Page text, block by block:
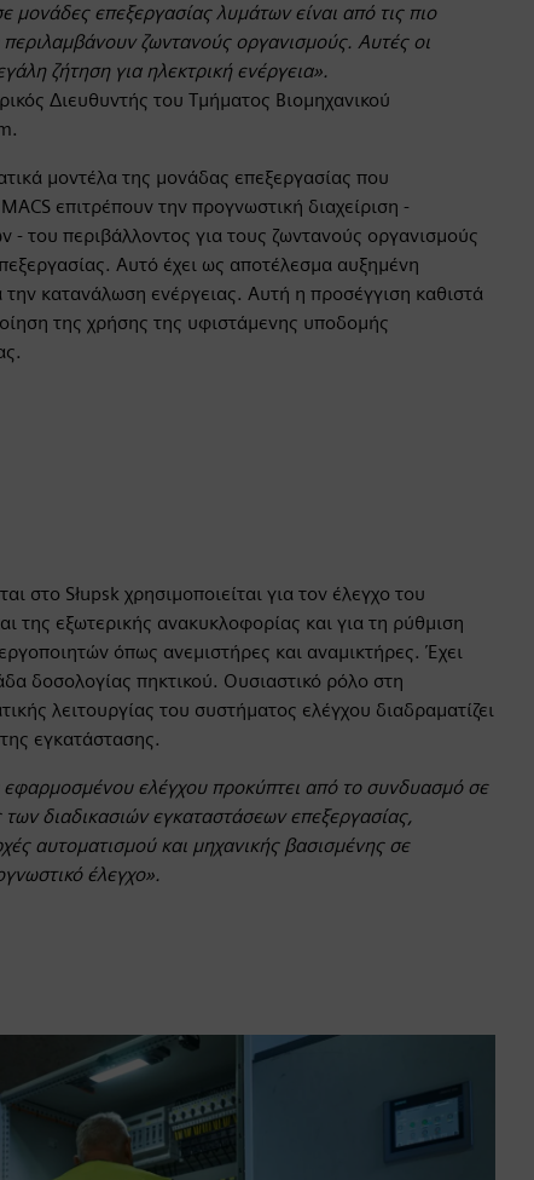
μονάδες επεξεργασίας λυμάτων είναι από τις πιο
ζωντανούς οργανισμούς. Αυτές οι
ζήτηση για ηλεκτρική ενέργεια».
Διευθυντής του Τμήματος Βιομηχανικού
μοντέλα της μονάδας επεξεργασίας που
επιτρέπουν την προγνωστική διαχείριση -
- του περιβάλλοντος για τους ζωντανούς οργανισμούς
Αυτό έχει ως αποτέλεσμα αυξημένη
κατανάλωση ενέργειας. Αυτή η προσέγγιση καθιστά
της χρήσης της υφιστάμενης υποδομής
στο Słupsk χρησιμοποιείται για τον έλεγχο του
της εξωτερικής ανακυκλοφορίας και για τη ρύθμιση
όπως ανεμιστήρες και αναμικτήρες. Έχει
δοσολογίας πηκτικού. Ουσιαστικό ρόλο στη
λειτουργίας του συστήματος ελέγχου διαδραματίζει
εγκατάστασης.
εφαρμοσμένου ελέγχου προκύπτει από το συνδυασμό σε
διαδικασιών εγκαταστάσεων επεξεργασίας,
αυτοματισμού και μηχανικής βασισμένης σε
έλεγχο».